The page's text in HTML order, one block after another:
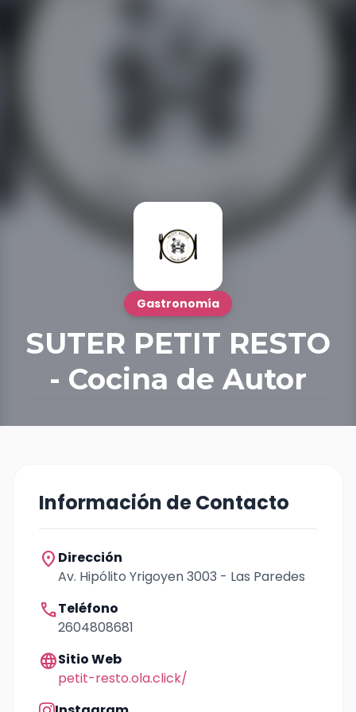
Gastronomía
SUTER PETIT RESTO
- Cocina de Autor
Información de Contacto
location_on Dirección
Av. Hipólito Yrigoyen 3003 - Las Paredes
callTeléfono
2604808681
languageSitio Web
petit-resto.ola.click/